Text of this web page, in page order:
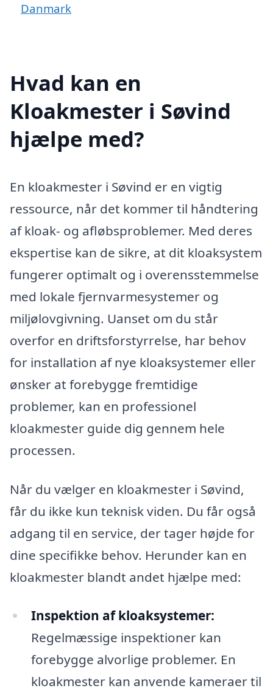
Danmark
Hvad kan en
Kloakmester i Søvind
hjælpe med?
En kloakmester i Søvind er en vigtig
ressource, når det kommer til håndtering
af kloak- og afløbsproblemer. Med deres
ekspertise kan de sikre, at dit kloaksystem
fungerer optimalt og i overensstemmelse
med lokale fjernvarmesystemer og
miljølovgivning. Uanset om du står
overfor en driftsforstyrrelse, har behov
for installation af nye kloaksystemer eller
ønsker at forebygge fremtidige
problemer, kan en professionel
kloakmester guide dig gennem hele
processen.
Når du vælger en kloakmester i Søvind,
får du ikke kun teknisk viden. Du får også
adgang til en service, der tager højde for
dine specifikke behov. Herunder kan en
kloakmester blandt andet hjælpe med:
Inspektion af kloaksystemer:
Regelmæssige inspektioner kan
forebygge alvorlige problemer. En
kloakmester kan anvende kameraer til